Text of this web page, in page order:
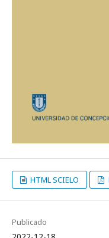
HTML SCIELO
Publicado